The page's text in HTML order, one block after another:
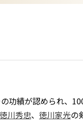
功績が認められ、
徳川秀忠、 徳川家光の